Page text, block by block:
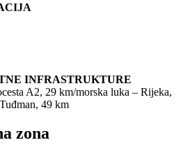
INFRASTRUKTURE
A2, 29 km/morska luka – Rijeka,
49 km
zona